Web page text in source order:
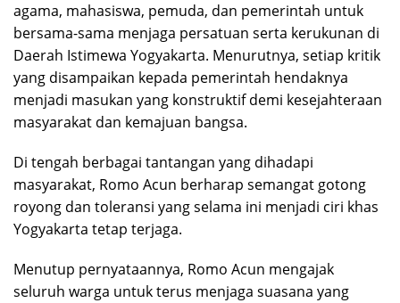
agama, mahasiswa, pemuda, dan pemerintah untuk
bersama-sama menjaga persatuan serta kerukunan di
Daerah Istimewa Yogyakarta. Menurutnya, setiap kritik
yang disampaikan kepada pemerintah hendaknya
menjadi masukan yang konstruktif demi kesejahteraan
masyarakat dan kemajuan bangsa.
Di tengah berbagai tantangan yang dihadapi
masyarakat, Romo Acun berharap semangat gotong
royong dan toleransi yang selama ini menjadi ciri khas
Yogyakarta tetap terjaga.
Menutup pernyataannya, Romo Acun mengajak
seluruh warga untuk terus menjaga suasana yang